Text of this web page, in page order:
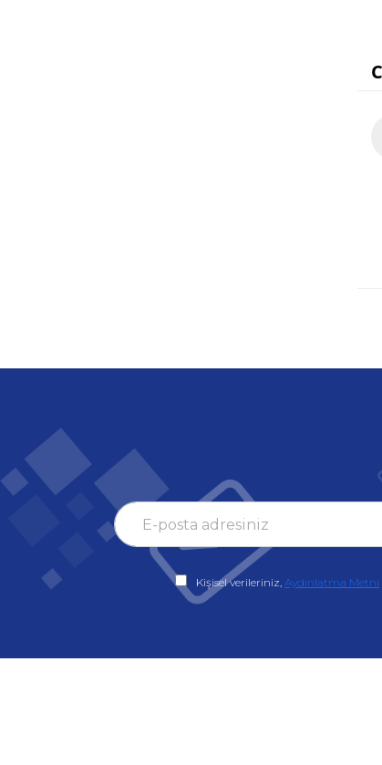
Kişisel verileriniz, Aydınlatma Metni